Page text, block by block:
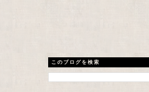
このブログを検索